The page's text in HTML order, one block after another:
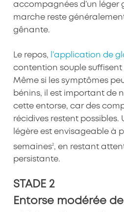
accompagnées d’un léger
marche reste
gênante.
Le repos, l’application de
contention souple suffisent
Même si les symptômes
bénins, il est important de
cette entorse, car des
récidives restent possibles.
légère est envisageable à
semaines2, en restant
persistante.
STADE 2
Entorse modérée